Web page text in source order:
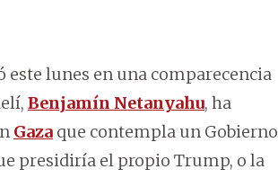
este lunes en una comparecencia
Benjamín Netanyahu, ha
Gaza que contempla un Gobierno
presidiría el propio Trump, o la